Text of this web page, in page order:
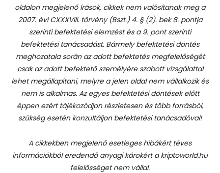
oldalon megjelenő írások, cikkek nem valósítanak meg a
2007. évi CXXXVIII. törvény (Bszt.) 4. § (2). bek 8. pontja
szerinti befektetési elemzést és a 9. pont szerinti
befektetési tanácsadást. Bármely befektetési döntés
meghozatala során az adott befektetés megfelelőségét
csak az adott befektető személyére szabott vizsgálattal
lehet megállapítani, melyre a jelen oldal nem vállalkozik és
nem is alkalmas. Az egyes befektetési döntések előtt
éppen ezért tájékozódjon részletesen és több forrásból,
szükség esetén konzultáljon befektetési tanácsadóval!
A cikkekben megjelenő esetleges hibákért téves
információkból eredendő anyagi károkért a kriptoworld.hu
felelősséget nem vállal.